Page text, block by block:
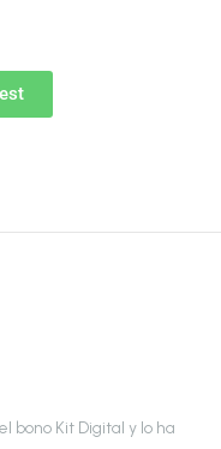
bono Kit Digital y lo ha